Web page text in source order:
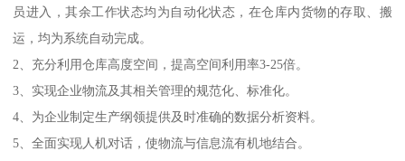
员进入，其余工作状态均为自动化状态，在仓库内货物的存取、搬
运，均为系统自动完成。
2、充分利用仓库高度空间，提高空间利用率3-25倍。
3、实现企业物流及其相关管理的规范化、标准化。
4、为企业制定生产纲领提供及时准确的数据分析资料。
5、全面实现人机对话，使物流与信息流有机地结合。